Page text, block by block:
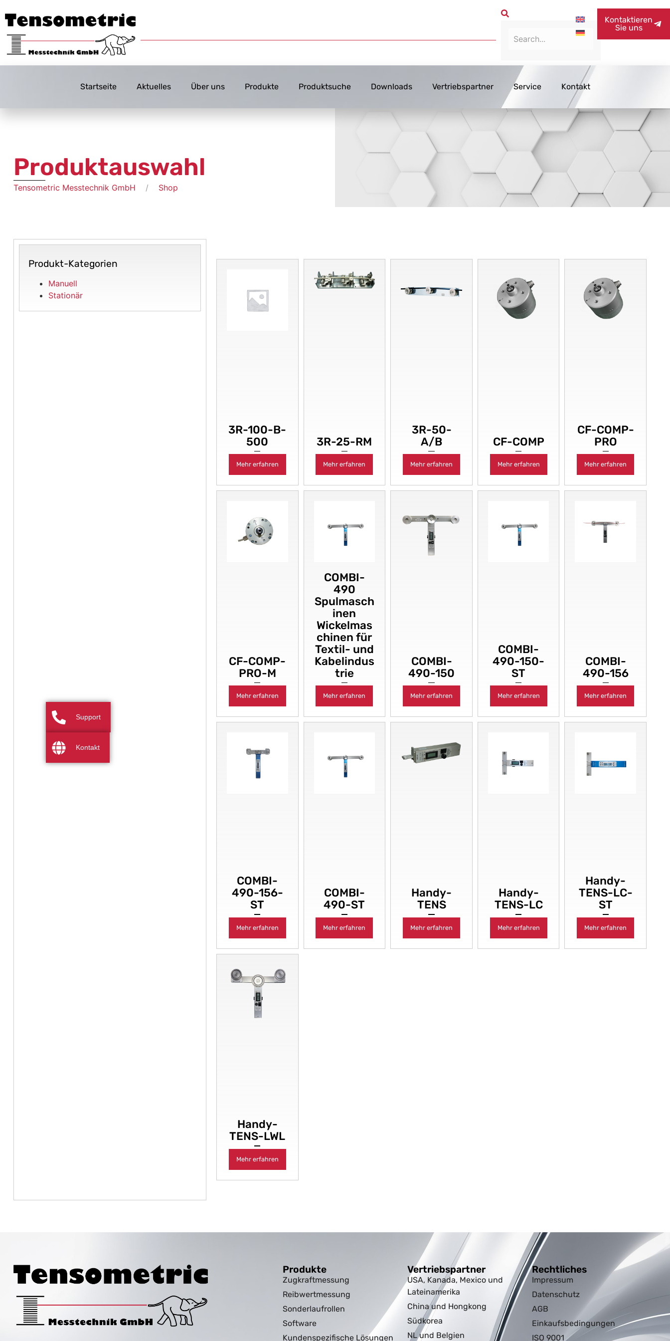
Kontaktieren
Sie uns
Startseite Aktuelles Über uns Produkte Produktsuche Downloads Vertriebspartner Service Kontakt
Produktauswahl
Tensometric Messtechnik GmbH Shop
Produkt-Kategorien
Manuell
Stationär
3R-100-B-
500
Mehr erfahren
3R-25-RM
Mehr erfahren
3R-50-
A/B
Mehr erfahren
CF-COMP
Mehr erfahren
CF-COMP-
PRO
Mehr erfahren
CF-COMP-
PRO-M
Mehr erfahren
COMBI-
490
Spulmasch
inen
Wickelmas
chinen für
Textil- und
Kabelindus
trie
Mehr erfahren
COMBI-
490-150
Mehr erfahren
COMBI-
490-150-
ST
Mehr erfahren
COMBI-
490-156
Mehr erfahren
COMBI-
490-156-
ST
Mehr erfahren
COMBI-
490-ST
Mehr erfahren
Handy-
TENS
Mehr erfahren
Handy-
TENS-LC
Mehr erfahren
Handy-
TENS-LC-
ST
Mehr erfahren
Handy-
TENS-LWL
Mehr erfahren
Produkte
Zugkraftmessung
Reibwertmessung
Sonderlaufrollen
Software
Kundenspezifische Lösungen
Vertriebspartner
USA, Kanada, Mexico und
Lateinamerika
China und Hongkong
Südkorea
NL und Belgien
Rechtliches
Impressum
Datenschutz
AGB
Einkaufsbedingungen
ISO 9001
Support
Kontakt